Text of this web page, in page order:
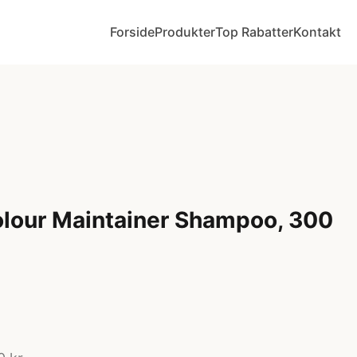
ForsideProdukterTop RabatterKontakt
Maintainer Shampoo, 300